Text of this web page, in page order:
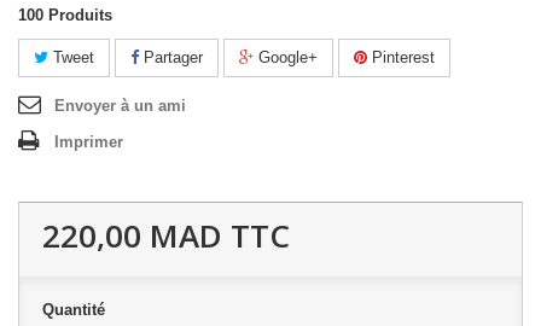
100 Produits
Tweet Partager Google+ Pinterest
Envoyer à un ami
Imprimer
220,00 MAD TTC
Quantité